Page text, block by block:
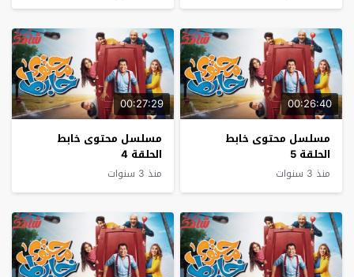
00:26:40
مسلسل محتوى خابط
الحلقة 5
منذ 3 سنوات
00:27:29
مسلسل محتوى خابط
الحلقة 4
منذ 3 سنوات